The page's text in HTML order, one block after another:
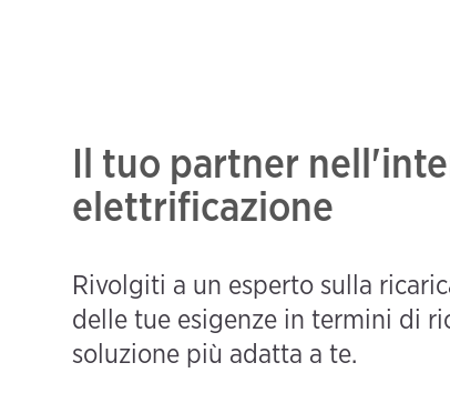
Il tuo partner
elettrificazione
Rivolgiti a un esperto sulla
delle tue esigenze in termini di
soluzione più adatta a te.